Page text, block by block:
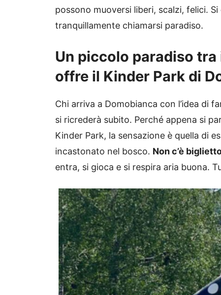
possono muoversi liberi, scalzi, felici. Si
tranquillamente chiamarsi paradiso.
Un piccolo paradiso
offre il Kinder Park di
Chi arriva a Domobianca con l’idea di
si ricrederà subito. Perché appena si
Kinder Park, la sensazione è quella di
incastonato nel bosco. Non c’è
entra, si gioca e si respira aria buona.